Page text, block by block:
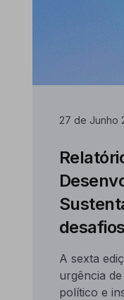
27 de Junho
A sexta
urgência
político e